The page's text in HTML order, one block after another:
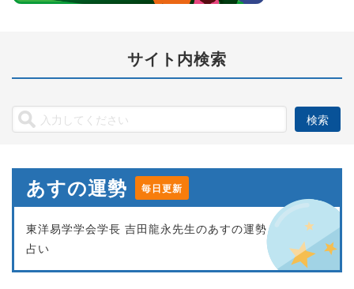
サイト内検索
あすの運勢 毎日更新
東洋易学学会学長 吉田龍永先生のあすの運勢
占い